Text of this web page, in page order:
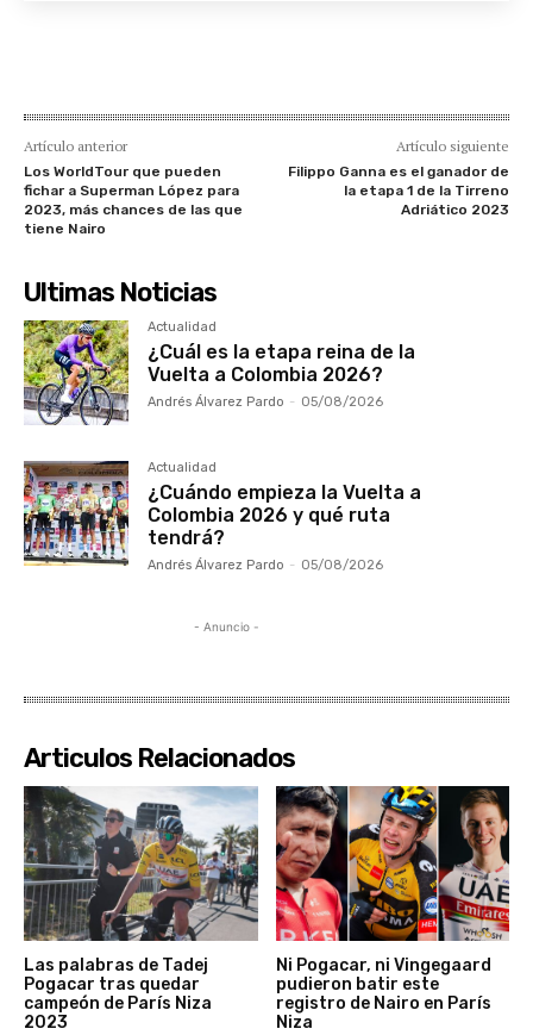
Artículo anterior
Los WorldTour que pueden
fichar a Superman López para
2023, más chances de las que
tiene Nairo
Artículo siguiente
Filippo Ganna es el ganador de
la etapa 1 de la Tirreno
Adriático 2023
Ultimas Noticias
Actualidad
¿Cuál es la etapa reina de la
Vuelta a Colombia 2026?
Andrés Álvarez Pardo - 05/08/2026
Actualidad
¿Cuándo empieza la Vuelta a
Colombia 2026 y qué ruta
tendrá?
Andrés Álvarez Pardo - 05/08/2026
- Anuncio -
Articulos Relacionados
Las palabras de Tadej
Pogacar tras quedar
campeón de París Niza
2023
Ni Pogacar, ni Vingegaard
pudieron batir este
registro de Nairo en París
Niza